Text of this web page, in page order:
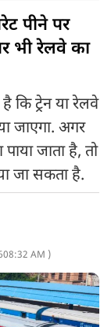
पीने पर
भी रेलवे का
कि ट्रेन या रेलवे
जाएगा. अगर
जाता है, तो
जा सकता है.
08:32 AM )